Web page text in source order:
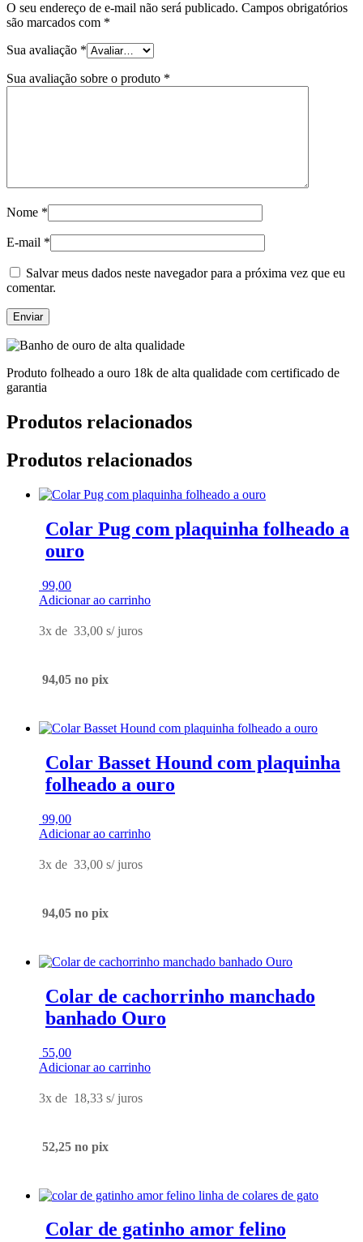
O seu endereço de e-mail não será publicado. Campos obrigatórios
são marcados com *
Sua avaliação *
Sua avaliação sobre o produto *
Nome *
E-mail *
Salvar meus dados neste navegador para a próxima vez que eu
comentar.
Produto folheado a ouro 18k de alta qualidade com certificado de
garantia
Produtos relacionados
Produtos relacionados
Colar Pug com plaquinha folheado a
ouro
99,00
Adicionar ao carrinho
3x de 33,00 s/ juros
94,05 no pix
Colar Basset Hound com plaquinha
folheado a ouro
99,00
Adicionar ao carrinho
3x de 33,00 s/ juros
94,05 no pix
Colar de cachorrinho manchado
banhado Ouro
55,00
Adicionar ao carrinho
3x de 18,33 s/ juros
52,25 no pix
Colar de gatinho amor felino